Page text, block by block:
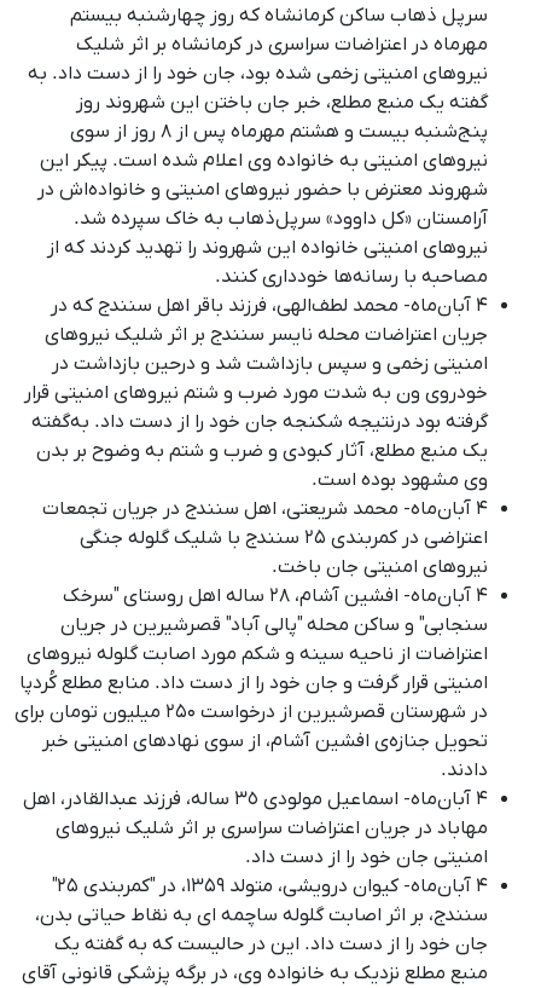
سرپل ذهاب ساکن کرمانشاه که روز چهارشنبه بیستم
مهرماه در اعتراضات سراسری در کرمانشاه بر اثر شلیک
نیروهای امنیتی زخمی شده بود، جان خود را از دست داد. به
گفته یک منبع مطلع، خبر جان باختن این شهروند روز
پنج‌شنبه بیست و هشتم مهرماه پس از ٨ روز از سوی
نیروهای امنیتی به خانواده وی اعلام شده است. پیکر این
شهروند معترض با حضور نیروهای امنیتی و خانواده‌اش در
آرامستان «کل داوود» سرپل‌ذهاب به خاک سپرده شد.
نیروهای امنیتی خانواده این شهروند را تهدید کردند که از
مصاحبه با رسانه‌ها خودداری کنند.
۴ آبان‌ماه- محمد لطف‌الهی، فرزند باقر اهل سنندج که در
جریان اعتراضات محله نایسر سنندج بر اثر شلیک نیروهای
امنیتی زخمی و سپس بازداشت شد و درحین بازداشت در
خودروی ون به شدت مورد ضرب و شتم نیروهای امنیتی قرار
گرفته بود درنتیجه شکنجه جان خود را از دست داد. به‌گفته
یک منبع مطلع، آثار کبودی و ضرب و شتم به وضوح بر بدن
وی مشهود بوده است.
۴ آبان‌ماه- محمد شریعتی، اهل سنندج در جریان تجمعات
اعتراضی در کمربندی ۲۵ سنندج با شلیک گلوله جنگی
نیروهای امنیتی جان باخت.
۴ آبان‌ماه- افشین آشام، ۲٨ ساله اهل روستای "سرخک
سنجابی" و ساکن محله "پالی آباد" قصرشیرین در جریان
اعتراضات از ناحیه سینه و شکم مورد اصابت گلوله نیروهای
امنیتی قرار گرفت و جان خود را از دست داد. منابع مطلع کُردپا
در شهرستان قصرشیرین از درخواست ۲۵۰ میلیون تومان برای
تحویل جنازەی افشین آشام، از سوی نهادهای امنیتی خبر
دادند.
۴ آبان‌ماه- اسماعیل مولودی ٣٥ ساله، فرزند عبدالقادر، اهل
مهاباد در جریان اعتراضات سراسری بر اثر شلیک نیروهای
امنیتی جان خود را از دست داد.
۴ آبان‌ماه- کیوان درویشی، متولد ۱۳۵۹، در "کمربندی ۲۵"
سنندج، بر اثر اصابت گلوله ساچمه ای به نقاط حیاتی بدن،
جان خود را از دست داد. این در حالیست که به گفته یک
منبع مطلع نزدیک به خانواده وی، در برگه پزشکی قانونی آقای